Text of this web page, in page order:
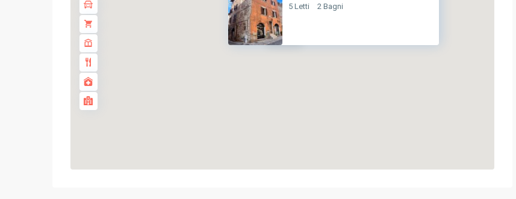
€ 145K
5 Letti 2 Bagni